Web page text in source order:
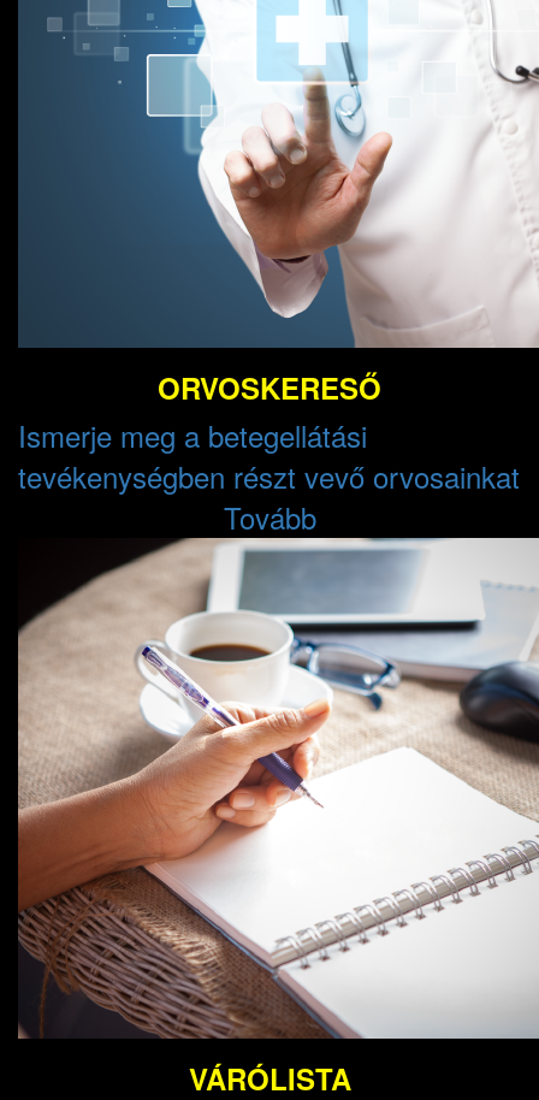
ORVOSKERESŐ
Ismerje meg a betegellátási
tevékenységben részt vevő orvosainkat
Tovább
VÁRÓLISTA